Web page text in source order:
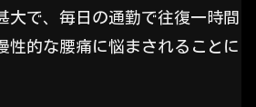
大で、毎日の通勤で往復一時間
性的な腰痛に悩まされることに